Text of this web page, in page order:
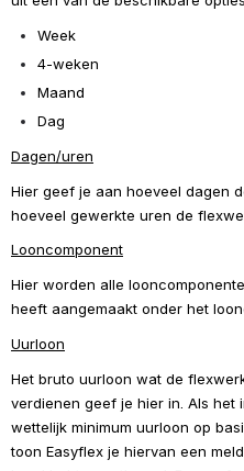
Week
4-weken
Maand
Dag
Dagen/uren
Hier geef je aan hoeveel dagen
hoeveel gewerkte uren de
Looncomponent
Hier worden alle
heeft aangemaakt onder het
Uurloon
Het bruto uurloon wat de
verdienen geef je hier in. Als het
wettelijk minimum uurloon op
toon Easyflex je hiervan een